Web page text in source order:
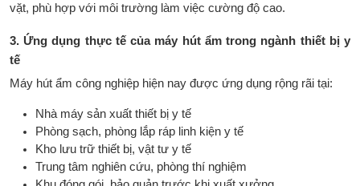
vặt, phù hợp với môi trường làm việc cường độ cao.
3. Ứng dụng thực tế của máy hút ẩm trong ngành thiết bị y
tế
Máy hút ẩm công nghiệp hiện nay được ứng dụng rộng rãi tại:
Nhà máy sản xuất thiết bị y tế
Phòng sạch, phòng lắp ráp linh kiện y tế
Kho lưu trữ thiết bị, vật tư y tế
Trung tâm nghiên cứu, phòng thí nghiệm